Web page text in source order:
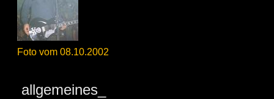
Foto vom 08.10.2002
allgemeines_